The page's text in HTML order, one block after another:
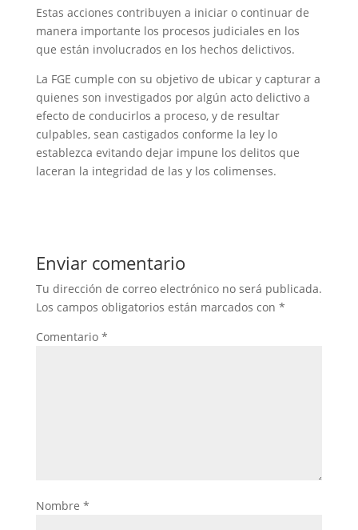
Estas acciones contribuyen a iniciar o continuar de
manera importante los procesos judiciales en los
que están involucrados en los hechos delictivos.
La FGE cumple con su objetivo de ubicar y capturar a
quienes son investigados por algún acto delictivo a
efecto de conducirlos a proceso, y de resultar
culpables, sean castigados conforme la ley lo
establezca evitando dejar impune los delitos que
laceran la integridad de las y los colimenses.
Enviar comentario
Tu dirección de correo electrónico no será publicada.
Los campos obligatorios están marcados con *
Comentario *
Nombre *